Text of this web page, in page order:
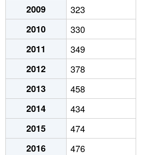
2009
323
2010
330
2011
349
2012
378
2013
458
2014
434
2015
474
2016
476